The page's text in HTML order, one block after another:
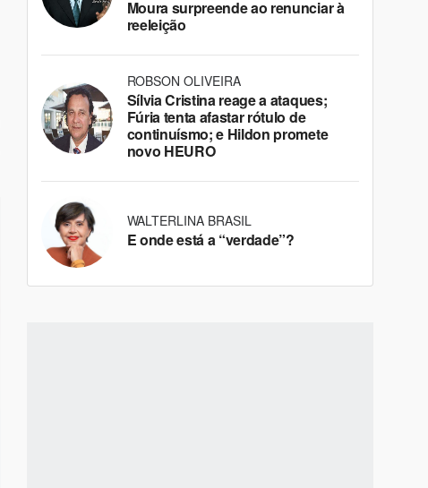
Moura surpreende ao renunciar à
reeleição
ROBSON OLIVEIRA
Sílvia Cristina reage a ataques;
Fúria tenta afastar rótulo de
continuísmo; e Hildon promete
novo HEURO
WALTERLINA BRASIL
E onde está a “verdade”?